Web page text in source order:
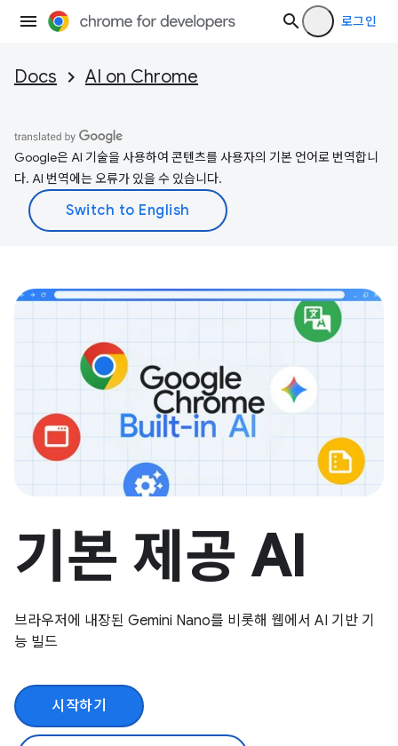
로그인
Docs AI on Chrome
Google은 AI 기술을 사용하여 콘텐츠를 사용자의 기본 언어로 번역합니
다. AI 번역에는 오류가 있을 수 있습니다.
기본 제공 AI
브라우저에 내장된 Gemini Nano를 비롯해 웹에서 AI 기반 기
능 빌드
시작하기